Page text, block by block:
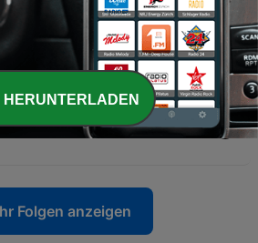
ジ、エイヴベリーの巨石遺跡（イ
込START!!》パドレ・テンブレケ
メキシコ）
Folgen anzeigen
HERUNTERLADEN